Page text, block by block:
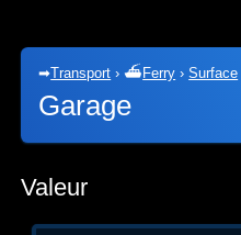
➡Transport ›⛴ Ferry ›Surface
Garage
Valeur